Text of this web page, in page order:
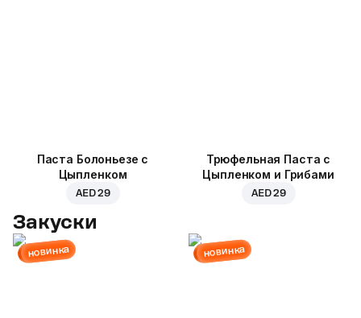
Паста Болоньезе с
Цыпленком
AED 29
Трюфельная Паста с
Цыпленком и Грибами
AED 29
Закуски
новинка новинка